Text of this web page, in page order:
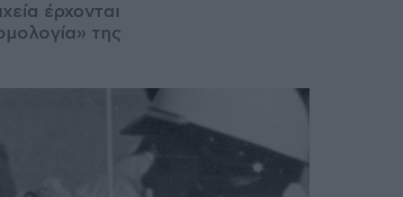
έρχονται
της